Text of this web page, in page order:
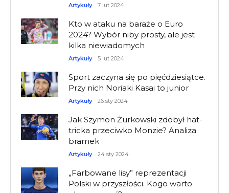
Artykuły 7 lut 2024
Kto w ataku na baraże o Euro
2024? Wybór niby prosty, ale jest
kilka niewiadomych
Artykuły 5 lut 2024
Sport zaczyna się po pięćdziesiątce.
Przy nich Noriaki Kasai to junior
Artykuły 26 sty 2024
Jak Szymon Żurkowski zdobył hat-
tricka przeciwko Monzie? Analiza
bramek
Artykuły 24 sty 2024
„Farbowane lisy” reprezentacji
Polski w przyszłości. Kogo warto